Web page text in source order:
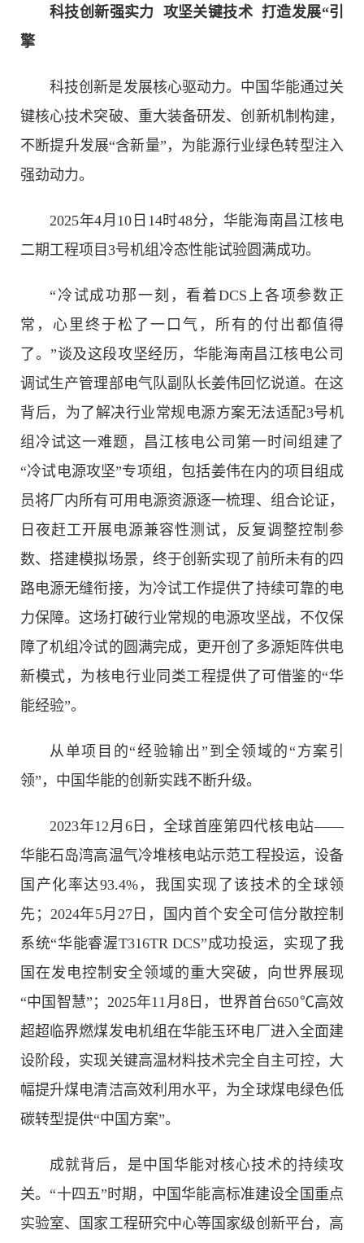
科技创新强实力 攻坚关键技术 打造发展“引
擎
科技创新是发展核心驱动力。中国华能通过关
键核心技术突破、重大装备研发、创新机制构建，
不断提升发展“含新量”，为能源行业绿色转型注入
强劲动力。
2025年4月10日14时48分，华能海南昌江核电
二期工程项目3号机组冷态性能试验圆满成功。
“冷试成功那一刻，看着DCS上各项参数正
常，心里终于松了一口气，所有的付出都值得
了。”谈及这段攻坚经历，华能海南昌江核电公司
调试生产管理部电气队副队长姜伟回忆说道。在这
背后，为了解决行业常规电源方案无法适配3号机
组冷试这一难题，昌江核电公司第一时间组建了
“冷试电源攻坚”专项组，包括姜伟在内的项目组成
员将厂内所有可用电源资源逐一梳理、组合论证，
日夜赶工开展电源兼容性测试，反复调整控制参
数、搭建模拟场景，终于创新实现了前所未有的四
路电源无缝衔接，为冷试工作提供了持续可靠的电
力保障。这场打破行业常规的电源攻坚战，不仅保
障了机组冷试的圆满完成，更开创了多源矩阵供电
新模式，为核电行业同类工程提供了可借鉴的“华
能经验”。
从单项目的“经验输出”到全领域的“方案引
领”，中国华能的创新实践不断升级。
2023年12月6日，全球首座第四代核电站——
华能石岛湾高温气冷堆核电站示范工程投运，设备
国产化率达93.4%，我国实现了该技术的全球领
先；2024年5月27日，国内首个安全可信分散控制
系统“华能睿渥T316TR DCS”成功投运，实现了我
国在发电控制安全领域的重大突破，向世界展现
“中国智慧”；2025年11月8日，世界首台650℃高效
超超临界燃煤发电机组在华能玉环电厂进入全面建
设阶段，实现关键高温材料技术完全自主可控，大
幅提升煤电清洁高效利用水平，为全球煤电绿色低
碳转型提供“中国方案”。
成就背后，是中国华能对核心技术的持续攻
关。“十四五”时期，中国华能高标准建设全国重点
实验室、国家工程研究中心等国家级创新平台，高